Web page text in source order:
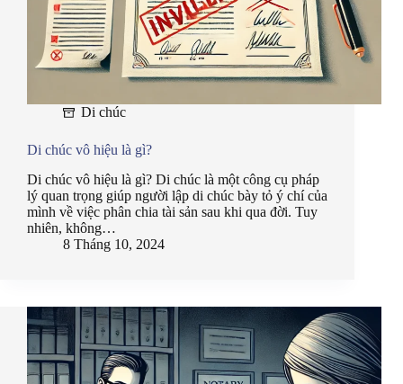
Di chúc
Di chúc vô hiệu là gì?
Di chúc vô hiệu là gì? Di chúc là một công cụ pháp
lý quan trọng giúp người lập di chúc bày tỏ ý chí của
mình về việc phân chia tài sản sau khi qua đời. Tuy
nhiên, không…
8 Tháng 10, 2024